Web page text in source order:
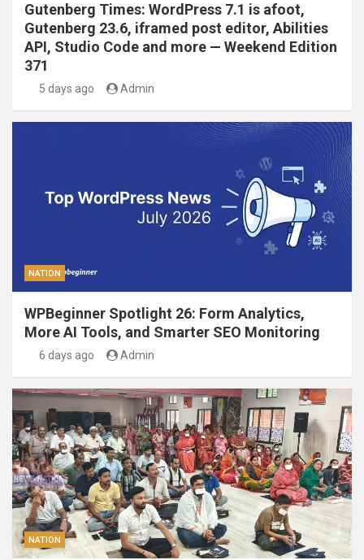
Gutenberg Times: WordPress 7.1 is afoot,
Gutenberg 23.6, iframed post editor, Abilities
API, Studio Code and more — Weekend Edition
371
5 days ago Admin
NATION
WPBeginner Spotlight 26: Form Analytics,
More AI Tools, and Smarter SEO Monitoring
6 days ago Admin
NATION